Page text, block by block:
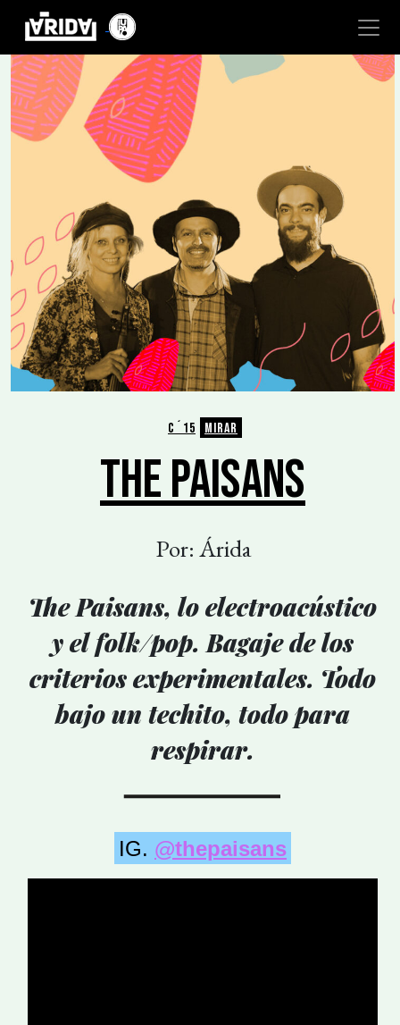
C´15 MIRAR
THE PAISANS
Por: Árida
The Paisans, lo electroacústico
y el folk/pop. Bagaje de los
criterios experimentales. Todo
bajo un techito, todo para
respirar.
IG. @thepaisans